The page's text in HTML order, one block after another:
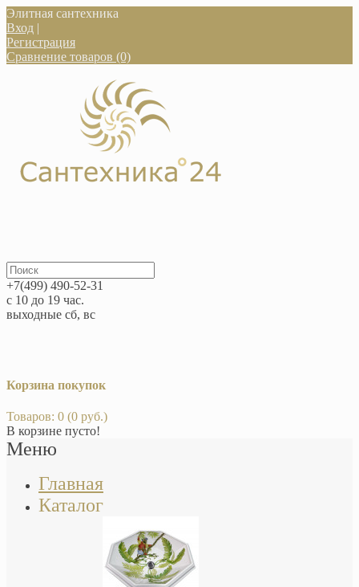
Элитная сантехника
Вход |
Регистрация
Сравнение товаров (0)
+7(499) 490-52-31
с 10 до 19 час.
выходные сб, вс
Корзина покупок
Товаров: 0 (0 руб.)
В корзине пусто!
Меню
Главная
Каталог